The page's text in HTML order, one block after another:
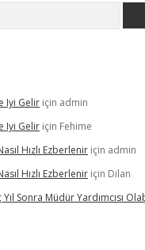
Iyi Gelir için admin
Iyi Gelir için Fehime
Hızlı Ezberlenir için admin
Hızlı Ezberlenir için Dilan
Sonra Müdür Yardımcısı